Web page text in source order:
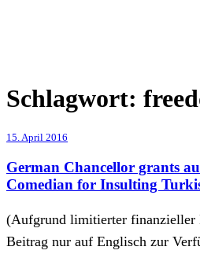
Schlagwort:
15. April 2016
German Chancellor grants
Comedian for Insulting
(Aufgrund limitierter finanzieller
Beitrag nur auf Englisch zur